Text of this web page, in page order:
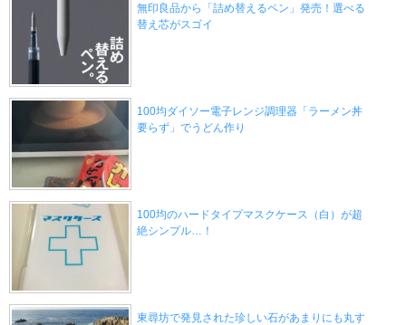
無印良品から「詰め替えるペン」発売！選べる
替え芯がスゴイ
100均ダイソー電子レンジ調理器「ラーメン丼
要らず」でうどん作り
100均のハードタイプマスクケース（白）が超
絶シンプル…！
東尋坊で発見された珍しい石があまりにも丸す